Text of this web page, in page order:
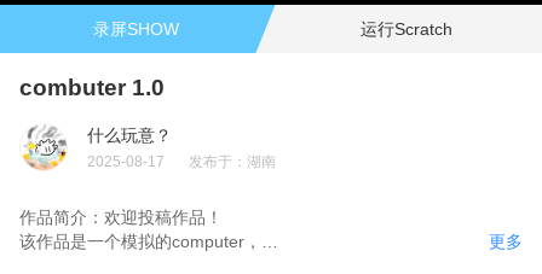
录屏SHOW 运行Scratch
combuter 1.0
什么玩意？
2025-08-17 发布于： 湖南
作品简介： 欢迎投稿作品！
该作品是一个模拟的computer，
更多